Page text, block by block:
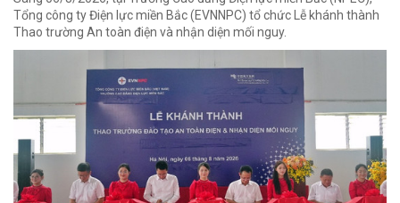
Tổng công ty Điện lực miền Bắc (EVNNPC) tổ chức Lễ khánh thành
Thao trường An toàn điện và nhận diện mối nguy.